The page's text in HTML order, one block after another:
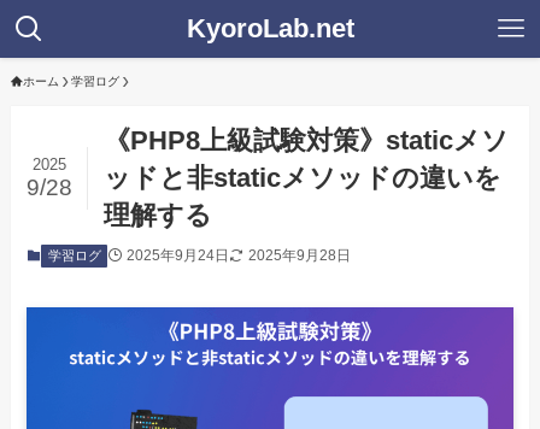
KyoroLab.net
ホーム 学習ログ
《PHP8上級試験対策》staticメソ
ッドと非staticメソッドの違いを
理解する
2025
9/28
学習ログ 2025年9月24日 2025年9月28日